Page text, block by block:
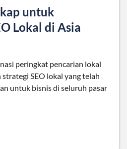
untuk
Lokal di Asia
peringkat pencarian lokal
SEO lokal yang telah
untuk bisnis di seluruh pasar